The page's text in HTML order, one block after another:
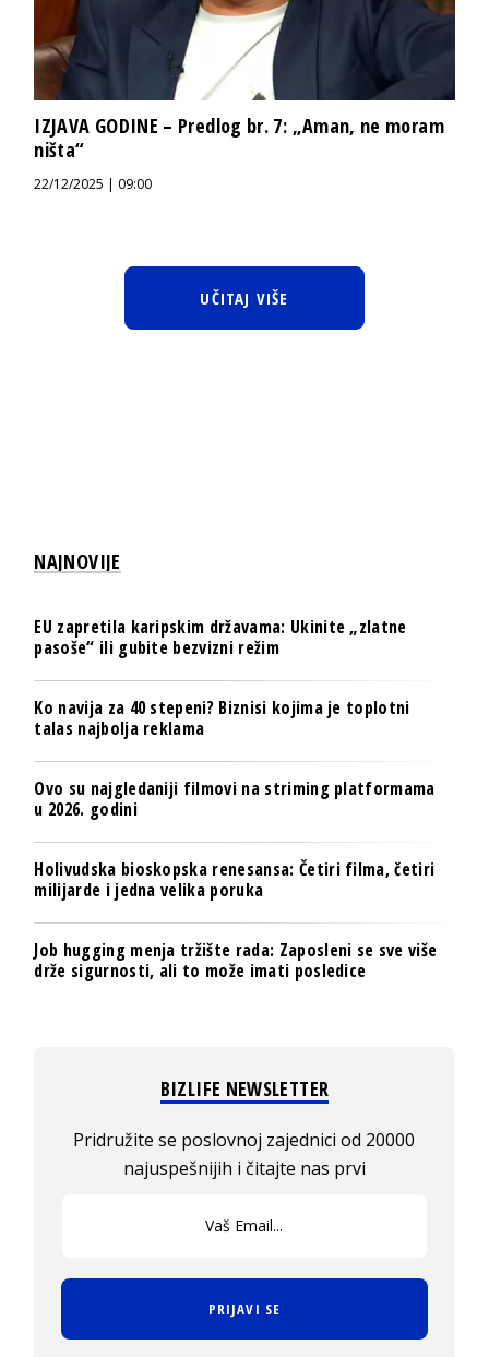
IZJAVA GODINE – Predlog br. 7: „Aman, ne moram
ništa“
22/12/2025 | 09:00
UČITAJ VIŠE
NAJNOVIJE
EU zapretila karipskim državama: Ukinite „zlatne
pasoše“ ili gubite bezvizni režim
Ko navija za 40 stepeni? Biznisi kojima je toplotni
talas najbolja reklama
Ovo su najgledaniji filmovi na striming platformama
u 2026. godini
Holivudska bioskopska renesansa: Četiri filma, četiri
milijarde i jedna velika poruka
Job hugging menja tržište rada: Zaposleni se sve više
drže sigurnosti, ali to može imati posledice
BIZLIFE NEWSLETTER
Pridružite se poslovnoj zajednici od 20000
najuspešnijih i čitajte nas prvi
PRIJAVI SE